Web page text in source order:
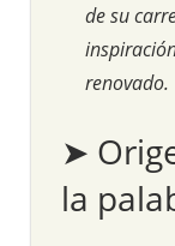
de su
renovado.
➤
la